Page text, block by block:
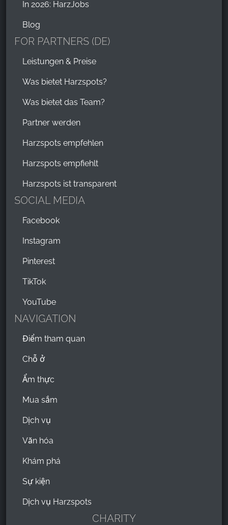
In 2026: HarzJobs
Blog
FOR PARTNERS (DE)
Leistungen & Preise
Was bietet Harzspots?
Was bietet das Team?
Partner werden
Harzspots empfehlen
Harzspots empfiehlt
Harzspots ist transparent
SOCIAL MEDIA
Facebook
Instagram
Pinterest
TikTok
YouTube
NAVIGATION
Điểm tham quan
Chỗ ở
Ẩm thực
Mua sắm
Dịch vụ
Văn hóa
Khám phá
Sự kiện
Dịch vụ Harzspots
CHARITY